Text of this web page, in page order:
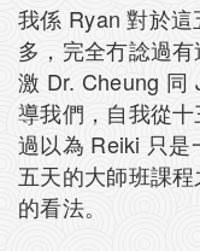
我係 Ryan 對於
多，完全冇諗過
激 Dr. Cheung 同
導我們，自我從
過以為 Reiki 只是
五天的大師班課
的看法。